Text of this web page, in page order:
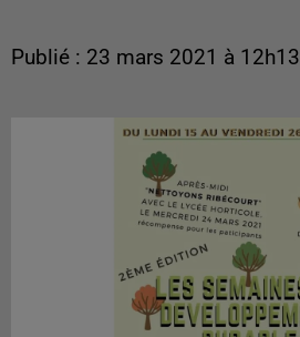
Publié : 23 mars 2021 à 12h13